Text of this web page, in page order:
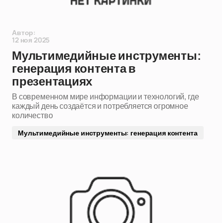
Автор:
12 ноя 2025
Мультимедийные инструменты:
генерация контента в
презентациях
В современном мире информации и технологий, где
каждый день создаётся и потребляется огромное
количество
Мультимедийные инструменты: генерация контента